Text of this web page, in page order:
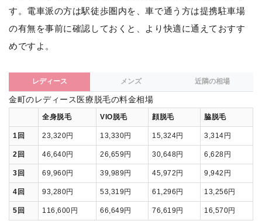
す。電車派の方は駅徒歩圏内を、車で通う方は提携駐車場
の有無を事前に確認しておくと、より快適に通えておすす
めですよ。
レディース メンズ 近隣の相場
金町のレディース医療脱毛の料金相場
全身脱毛 VIO脱毛 顔脱毛 脇脱毛
1回 23,320円 13,330円 15,324円 3,314円
2回 46,640円 26,659円 30,648円 6,628円
3回 69,960円 39,989円 45,972円 9,942円
4回 93,280円 53,319円 61,296円 13,256円
5回 116,600円 66,649円 76,619円 16,570円